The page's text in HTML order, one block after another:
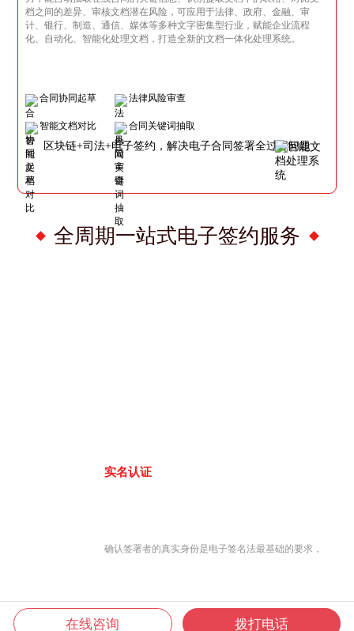
档之间的差异、审核文档潜在风险，可应用于法律、政府、金融、审
计、银行、制造、通信、媒体等多种文字密集型行业，赋能企业流程
化、自动化、智能化处理文档，打造全新的文档一体化处理系统。
合同协同起草 法律风险审查
智能文档对比 合同关键词抽取
全周期一站式电子签约服务
区块链+司法+电子签约，解决电子合同签署全过程问题
实名认证
确认签署者的真实身份是电子签名法最基础的要求，
在线咨询 拨打电话